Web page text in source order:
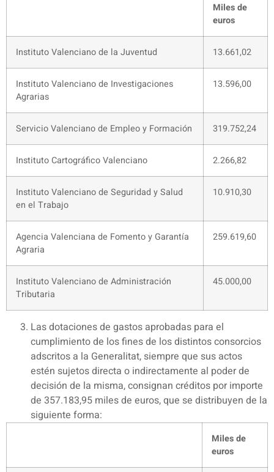
Miles de
euros
Instituto Valenciano de la Juventud 13.661,02
Instituto Valenciano de Investigaciones
Agrarias
13.596,00
Servicio Valenciano de Empleo y Formación 319.752,24
Instituto Cartográfico Valenciano 2.266,82
Instituto Valenciano de Seguridad y Salud
en el Trabajo
10.910,30
Agencia Valenciana de Fomento y Garantía
Agraria
259.619,60
Instituto Valenciano de Administración
Tributaria
45.000,00
Las dotaciones de gastos aprobadas para el
cumplimiento de los fines de los distintos consorcios
adscritos a la Generalitat, siempre que sus actos
estén sujetos directa o indirectamente al poder de
decisión de la misma, consignan créditos por importe
de 357.183,95 miles de euros, que se distribuyen de la
siguiente forma:
Miles de
euros